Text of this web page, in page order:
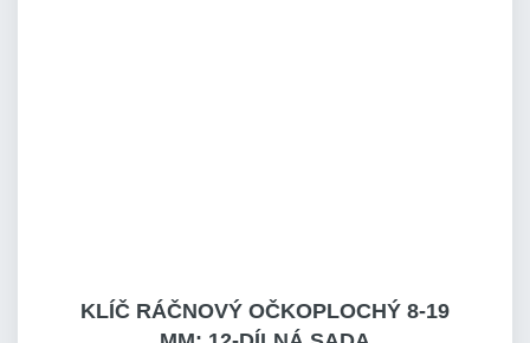
KLÍČ RÁČNOVÝ OČKOPLOCHÝ 8-19